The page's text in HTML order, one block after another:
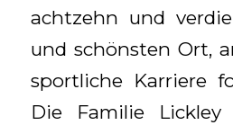
achtzehn und
und schönsten Ort,
sportliche Karriere
Die Familie